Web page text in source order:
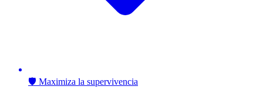
🛡️ Maximiza la supervivencia